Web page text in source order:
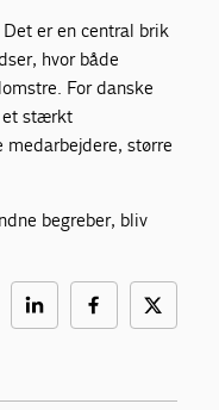
er en central brik
hvor både
For danske
et stærkt
større
begreber, bliv